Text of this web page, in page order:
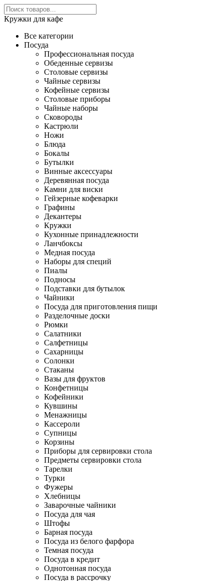
Кружки для кафе
Все категории
Посуда
Профессиональная посуда
Обеденные сервизы
Столовые сервизы
Чайные сервизы
Кофейные сервизы
Столовые приборы
Чайные наборы
Сковороды
Кастрюли
Ножи
Блюда
Бокалы
Бутылки
Винные аксессуары
Деревянная посуда
Камни для виски
Гейзерные кофеварки
Графины
Декантеры
Кружки
Кухонные принадлежности
Ланчбоксы
Медная посуда
Наборы для специй
Пиалы
Подносы
Подставки для бутылок
Чайники
Посуда для приготовления пищи
Разделочные доски
Рюмки
Салатники
Салфетницы
Сахарницы
Солонки
Стаканы
Вазы для фруктов
Конфетницы
Кофейники
Кувшины
Менажницы
Кассероли
Супницы
Корзины
Приборы для сервировки стола
Предметы сервировки стола
Тарелки
Турки
Фужеры
Хлебницы
Заварочные чайники
Посуда для чая
Штофы
Барная посуда
Посуда из белого фарфора
Темная посуда
Посуда в кредит
Однотонная посуда
Посуда в рассрочку